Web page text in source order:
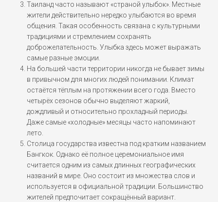
Таиланд часто называют «страной улыбок». Местные
жители действительно нередко улыбаются во время
общения. Такая особенность связана с культурными
традициями и стремлением сохранять
доброжелательность. Улыбка здесь может выражать
самые разные эмоции.
На большей части территории никогда не бывает зимы
в привычном для многих людей понимании. Климат
остаётся тёплым на протяжении всего года. Вместо
четырёх сезонов обычно выделяют жаркий,
дождливый и относительно прохладный периоды.
Даже самые «холодные» месяцы часто напоминают
лето.
Столица государства известна под кратким названием
Бангкок. Однако её полное церемониальное имя
считается одним из самых длинных географических
названий в мире. Оно состоит из множества слов и
используется в официальной традиции. Большинство
жителей предпочитает сокращённый вариант.